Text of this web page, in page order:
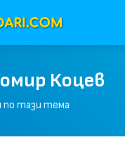
Коцев
тази тема